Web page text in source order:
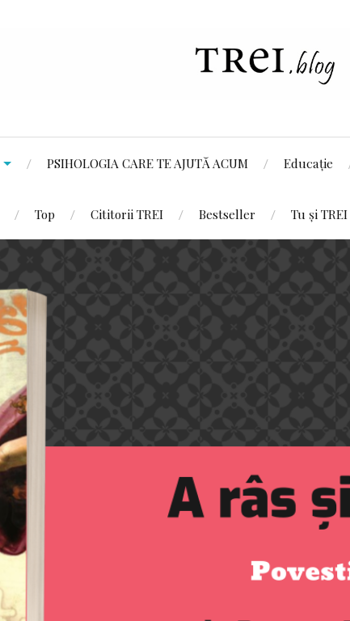
PSIHOLOGIA CARE TE AJUTĂ ACUM Educație
Top Cititorii TREI Bestseller Tu și TREI